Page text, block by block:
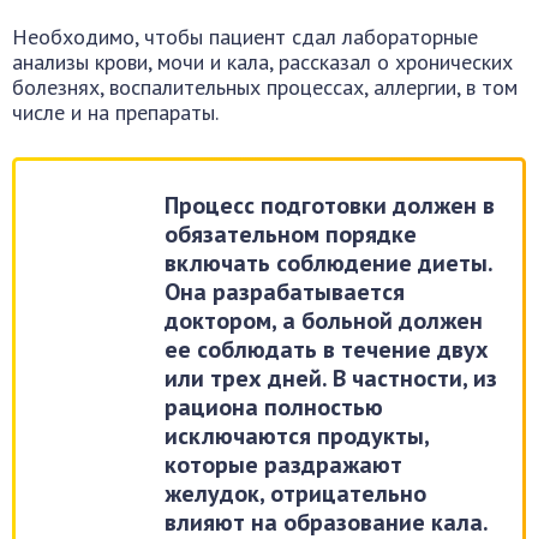
Необходимо, чтобы пациент сдал лабораторные
анализы крови, мочи и кала, рассказал о хронических
болезнях, воспалительных процессах, аллергии, в том
числе и на препараты.
Процесс подготовки должен в
обязательном порядке
включать соблюдение диеты.
Она разрабатывается
доктором, а больной должен
ее соблюдать в течение двух
или трех дней. В частности, из
рациона полностью
исключаются продукты,
которые раздражают
желудок, отрицательно
влияют на образование кала.